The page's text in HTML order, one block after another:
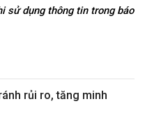
sử dụng thông tin trong báo
rủi ro, tăng minh